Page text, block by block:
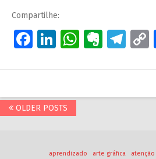
Compartilhe:
Facebook
LinkedIn
OLDER POSTS
aprendizado arte gráfica
atenção